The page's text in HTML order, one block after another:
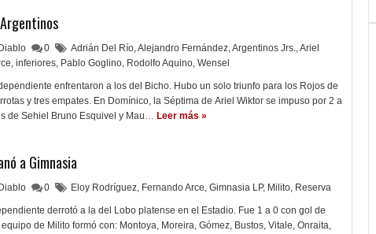
0 Adrián Del Río,Alejandro Fernández,Argentinos Jrs.,Ariel
, inferiores, Pablo Goglino, Rodolfo Aquino, Wensel
enfrentaron a los del Bicho. Hubo un solo triunfo para los Rojos de
y tres empates. En Domínico, la Séptima de Ariel Wiktor se impuso por 2 a
de Sehiel Bruno Esquivel y Mau… Leer más »
a Gimnasia
0 Eloy Rodríguez, Fernando Arce, Gimnasia LP, Milito, Reserva
derrotó a la del Lobo platense en el Estadio. Fue 1 a 0 con gol de
de Milito formó con: Montoya, Moreira, Gómez, Bustos, Vitale, Onraita,